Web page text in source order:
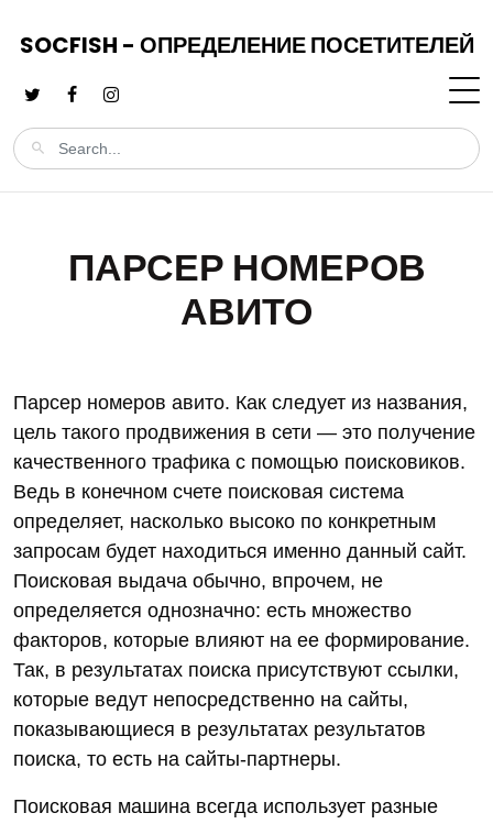
SOCFISH - ОПРЕДЕЛЕНИЕ ПОСЕТИТЕЛЕЙ
ПАРСЕР НОМЕРОВ
АВИТО
Парсер номеров авито. Как следует из названия,
цель такого продвижения в сети — это получение
качественного трафика с помощью поисковиков.
Ведь в конечном счете поисковая система
определяет, насколько высоко по конкретным
запросам будет находиться именно данный сайт.
Поисковая выдача обычно, впрочем, не
определяется однозначно: есть множество
факторов, которые влияют на ее формирование.
Так, в результатах поиска присутствуют ссылки,
которые ведут непосредственно на сайты,
показывающиеся в результатах результатов
поиска, то есть на сайты-партнеры.
Поисковая машина всегда использует разные